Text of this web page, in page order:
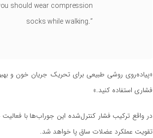
should wear compression
socks while walking.”
«پیاده‌روی روشی طبیعی برای تحریک جریان خون و
فشاری استفاده کنید.»
در واقع ترکیب فشار کنترل‌شده این جوراب‌ها با
تقویت عملکرد عضلات ساق پا خواهد شد.